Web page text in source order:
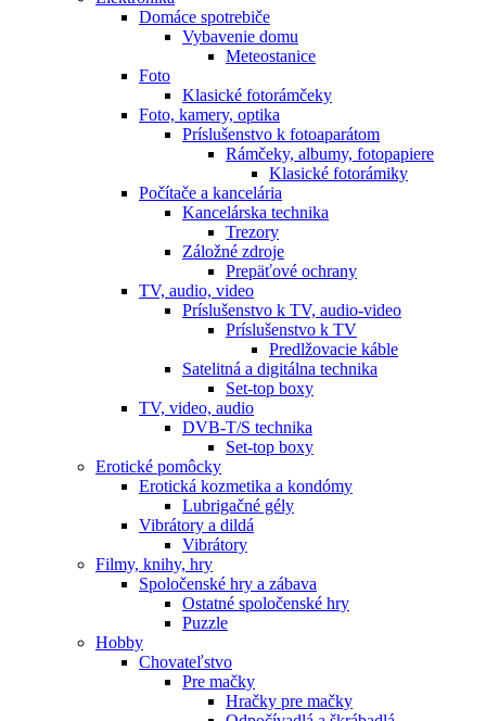
Domáce spotrebiče
Vybavenie domu
Meteostanice
Foto
Klasické fotorámčeky
Foto, kamery, optika
Príslušenstvo k fotoaparátom
Rámčeky, albumy, fotopapiere
Klasické fotorámiky
Počítače a kancelária
Kancelárska technika
Trezory
Záložné zdroje
Prepäťové ochrany
TV, audio, video
Príslušenstvo k TV, audio-video
Príslušenstvo k TV
Predlžovacie káble
Satelitná a digitálna technika
Set-top boxy
TV, video, audio
DVB-T/S technika
Set-top boxy
Erotické pomôcky
Erotická kozmetika a kondómy
Lubrigačné gély
Vibrátory a dildá
Vibrátory
Filmy, knihy, hry
Spoločenské hry a zábava
Ostatné spoločenské hry
Puzzle
Hobby
Chovateľstvo
Pre mačky
Hračky pre mačky